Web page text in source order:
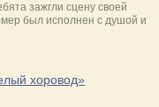
зажгли сцену своей
был исполнен с душой и
хоровод»